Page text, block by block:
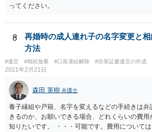
ってください。
8
再婚時の成人連れ子の名字変更と
方法
#遺言 #相続放棄 #口座凍結解除 #自筆証書遺言の作成
2021年2月21日
森田 英樹 弁護士
養子縁組や戸籍、名字を変えるなどの手続きは弁
きるのか、お願いできる場合、どれくらいの費用
知りたいです。 ・・・可能です。費用について